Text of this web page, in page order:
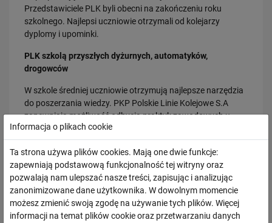
Przedstawiciele PLK byli obecni na zakończeniu roku
szkolnego. Najlepsi uczniowie otrzymali od kolejarzy
dyplomy i upominki.
PLK szkolą przyszłych dyżurnych, automatyków,
drogowców
W szkole średniej uczniowie otrzymują najlepsze narzędzia
do poszerzania wiedzy. PKP Polskie Linie Kolejowe S.A
zapewniają możliwość odbycia praktyk zawodowych u
boku wykwalifikowanych praktyków. Uczniowie mogą
korzystać z nowoczesnego zaplecza edukacyjnego PLK.
Symulator urządzeń sterowania ruchem kolejowym,
używany każdego dnia przez kolejarzy, służy także młodym
ludziom, którzy rozpoczną pracę. Sprzęt pomaga
szczegółowo poznać pracę, jaką będą wykonywać w
przyszłości. Uczniowie i szkoły mogą liczyć na wsparcie
dydaktyczne. PLK na potrzeby szkolnych pracowni
drogowy
PRZECZYTAJ
30.07.2026
Nowy wiadukt w Żorach otwarty. Bezpieczniejsze przejazdy,
sprawniejsza…
PRZECZYTAJ
Informacja o plikach cookie
Ta strona używa plików cookies. Mają one dwie funkcje:
zapewniają podstawową funkcjonalność tej witryny oraz
pozwalają nam ulepszać nasze treści, zapisując i analizując
zanonimizowane dane użytkownika. W dowolnym momencie
możesz zmienić swoją zgodę na używanie tych plików. Więcej
informacji na temat plików cookie oraz przetwarzaniu danych